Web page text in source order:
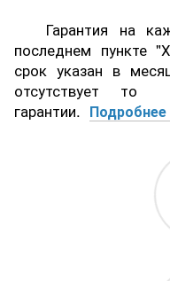
Гарантия на
последнем пункте
срок указан в
отсутствует то
гарантии.